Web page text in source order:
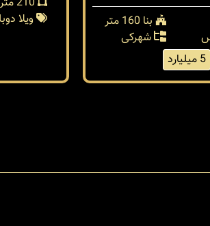
تسبیح کلا
کلا
کد: 37952